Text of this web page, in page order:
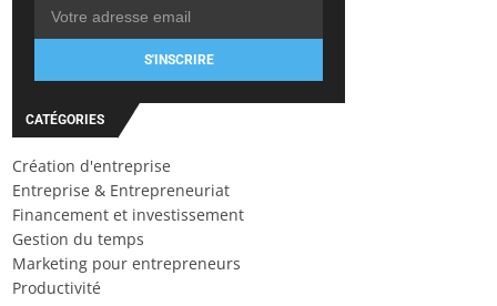
S'INSCRIRE
CATÉGORIES
Création d'entreprise
Entreprise & Entrepreneuriat
Financement et investissement
Gestion du temps
Marketing pour entrepreneurs
Productivité